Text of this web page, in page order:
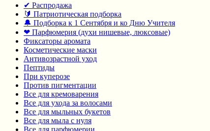
✔ Распродажа
🔰 Патриотическая подборка
🔔 Подборка к 1 Сентября и ко Дню Учителя
❤ Парфюмерия (духи нишевые, люксовые)
Фиксаторы аромата
Косметические маски
Антивозрастной уход
Пептиды
При куперозе
Против пигментации
Все для кремоварения
Все для ухода за волосами
Все для мыльных букетов
Все для мыла с нуля
Все для парфюмерии